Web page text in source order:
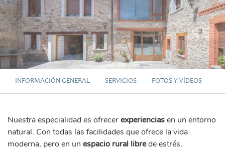
INFORMACIÓN GENERAL SERVICIOS FOTOS Y VÍDEOS
Nuestra especialidad es ofrecerexperienciasen un entorno
natural. Con todas las facilidades que ofrece la vida
moderna, pero en un espacio rural librede estrés.